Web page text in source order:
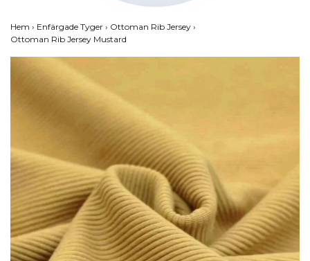
Hem › Enfärgade Tyger › Ottoman Rib Jersey ›
Ottoman Rib Jersey Mustard